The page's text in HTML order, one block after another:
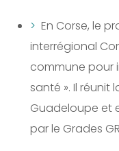
En Corse, le
interrégional
commune pour
santé ». Il réunit
Guadeloupe et
par le Grades